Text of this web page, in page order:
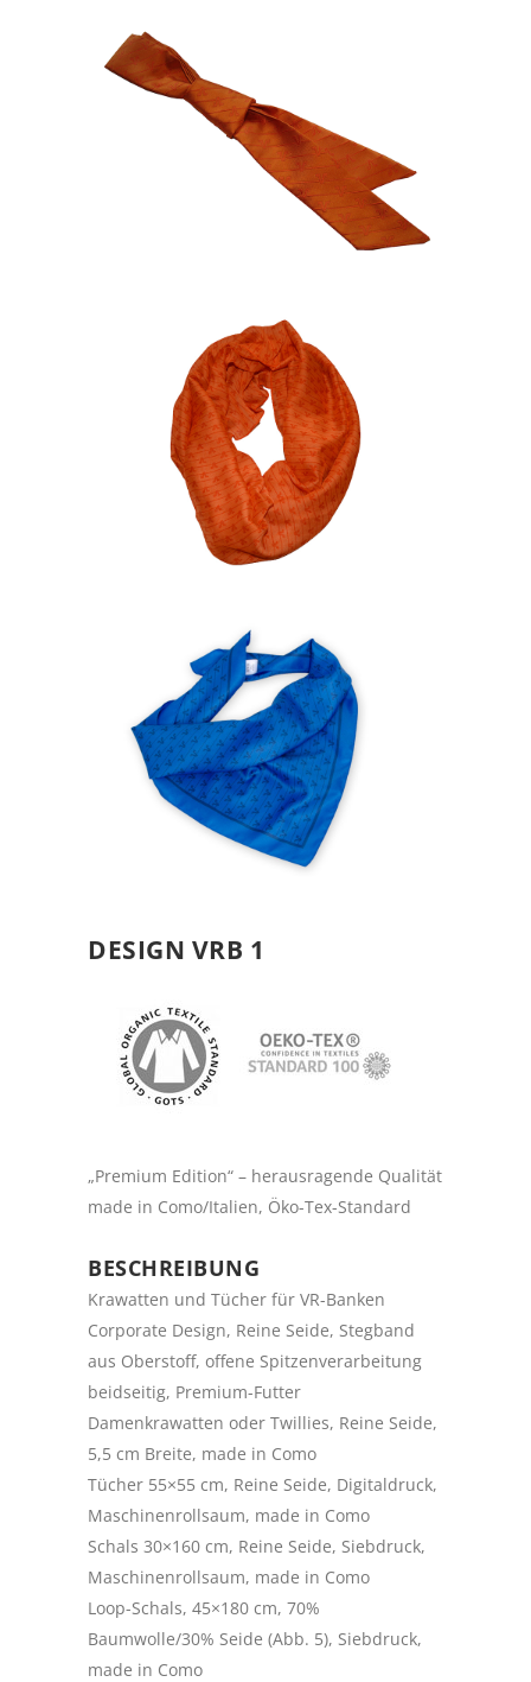
DESIGN VRB 1
„Premium Edition“ – herausragende Qualität
made in Como/Italien, Öko-Tex-Standard
BESCHREIBUNG
Krawatten und Tücher für VR-Banken
Corporate Design, Reine Seide, Stegband
aus Oberstoff, offene Spitzenverarbeitung
beidseitig, Premium-Futter
Damenkrawatten oder Twillies, Reine Seide,
5,5 cm Breite, made in Como
Tücher 55×55 cm, Reine Seide, Digitaldruck,
Maschinenrollsaum, made in Como
Schals 30×160 cm, Reine Seide, Siebdruck,
Maschinenrollsaum, made in Como
Loop-Schals, 45×180 cm, 70%
Baumwolle/30% Seide (Abb. 5), Siebdruck,
made in Como